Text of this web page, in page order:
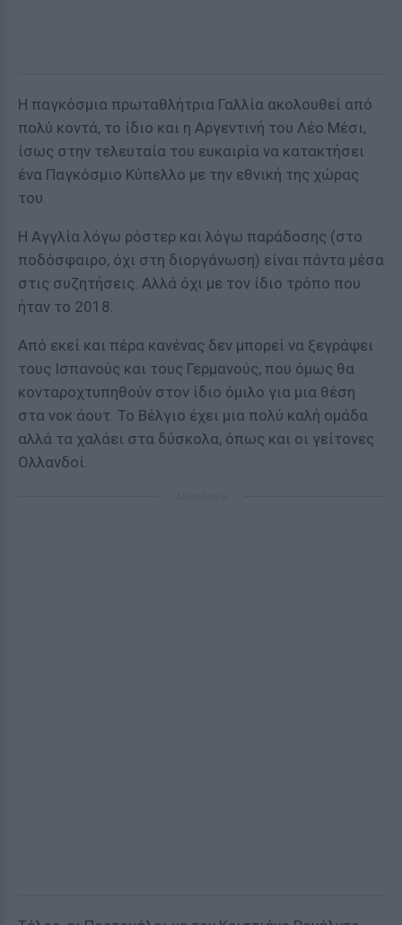
Η παγκόσμια πρωταθλήτρια Γαλλία ακολουθεί από
πολύ κοντά, το ίδιο και η Αργεντινή του Λέο Μέσι,
ίσως στην τελευταία του ευκαιρία να κατακτήσει
ένα Παγκόσμιο Κύπελλο με την εθνική της χώρας
του.
Η Αγγλία λόγω ρόστερ και λόγω παράδοσης (στο
ποδόσφαιρο, όχι στη διοργάνωση) είναι πάντα μέσα
στις συζητήσεις. Αλλά όχι με τον ίδιο τρόπο που
ήταν το 2018.
Από εκεί και πέρα κανένας δεν μπορεί να ξεγράψει
τους Ισπανούς και τους Γερμανούς, που όμως θα
κονταροχτυπηθούν στον ίδιο όμιλο για μια θέση
στα νοκ άουτ. Το Βέλγιο έχει μια πολύ καλή ομάδα
αλλά τα χαλάει στα δύσκολα, όπως και οι γείτονες
Ολλανδοί.